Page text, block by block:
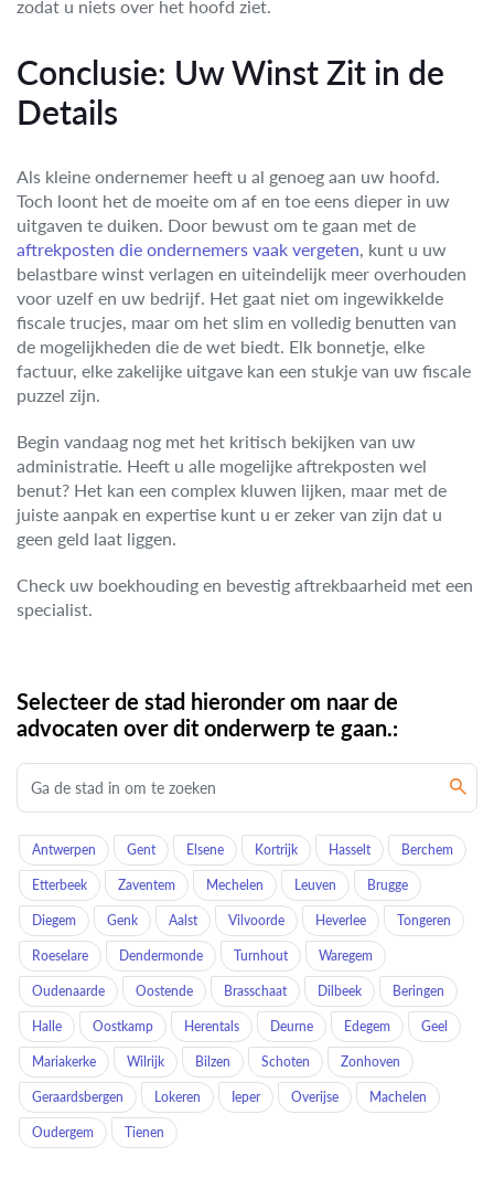
zodat u niets over het hoofd ziet.
Conclusie: Uw Winst Zit in de
Details
Als kleine ondernemer heeft u al genoeg aan uw hoofd.
Toch loont het de moeite om af en toe eens dieper in uw
uitgaven te duiken. Door bewust om te gaan met de
aftrekposten die ondernemers vaak vergeten, kunt u uw
belastbare winst verlagen en uiteindelijk meer overhouden
voor uzelf en uw bedrijf. Het gaat niet om ingewikkelde
fiscale trucjes, maar om het slim en volledig benutten van
de mogelijkheden die de wet biedt. Elk bonnetje, elke
factuur, elke zakelijke uitgave kan een stukje van uw fiscale
puzzel zijn.
Begin vandaag nog met het kritisch bekijken van uw
administratie. Heeft u alle mogelijke aftrekposten wel
benut? Het kan een complex kluwen lijken, maar met de
juiste aanpak en expertise kunt u er zeker van zijn dat u
geen geld laat liggen.
Check uw boekhouding en bevestig aftrekbaarheid met een
specialist.
Selecteer de stad hieronder om naar de
advocaten over dit onderwerp te gaan.:
Antwerpen Gent Elsene Kortrijk Hasselt Berchem
Etterbeek Zaventem Mechelen Leuven Brugge
Diegem Genk Aalst Vilvoorde Heverlee Tongeren
Roeselare Dendermonde Turnhout Waregem
Oudenaarde Oostende Brasschaat Dilbeek Beringen
Halle Oostkamp Herentals Deurne Edegem Geel
Mariakerke Wilrijk Bilzen Schoten Zonhoven
Geraardsbergen Lokeren Ieper Overijse Machelen
Oudergem Tienen